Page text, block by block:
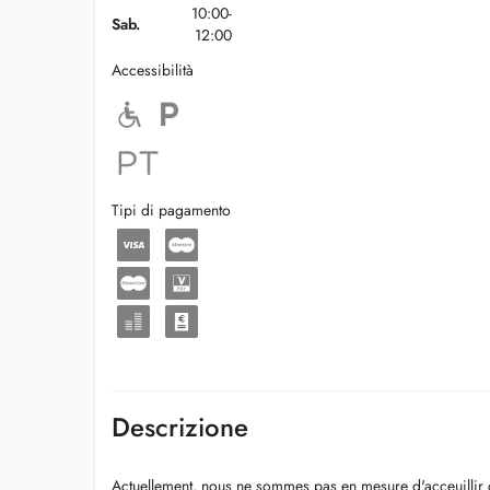
Sab.
10:00-
12:00
Accessibilità
Tipi di pagamento
Descrizione
Actuellement, nous ne sommes pas en mesure d'acceuillir